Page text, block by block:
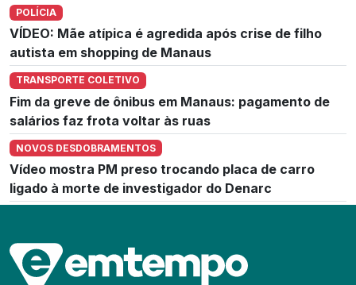
POLÍCIA
VÍDEO: Mãe atípica é agredida após crise de filho
autista em shopping de Manaus
TRANSPORTE COLETIVO
Fim da greve de ônibus em Manaus: pagamento de
salários faz frota voltar às ruas
NOVOS DESDOBRAMENTOS
Vídeo mostra PM preso trocando placa de carro
ligado à morte de investigador do Denarc